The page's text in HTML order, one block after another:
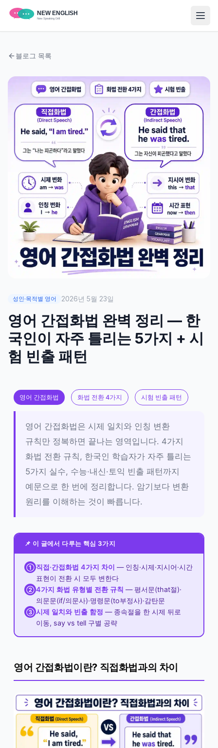
블로그 목록
성인·목적별 영어 2026년 5월 23일
영어 간접화법 완벽 정리 — 한
국인이 자주 틀리는 5가지 + 시
험 빈출 패턴
영어 간접화법 화법 전환 4가지 시험 빈출 패턴
영어 간접화법은 시제 일치와 인칭 변환
규칙만 정복하면 끝나는 영역입니다. 4가지
화법 전환 규칙, 한국인 학습자가 자주 틀리는
5가지 실수, 수능·내신·토익 빈출 패턴까지
예문으로 한 번에 정리합니다. 암기보다 변환
원리를 이해하는 것이 빠릅니다.
📌 이 글에서 다루는 핵심 3가지
① 직접·간접화법 4가지 차이 — 인칭·시제·지시어·시간
표현이 전환 시 모두 변한다
② 4가지 화법 유형별 전환 규칙 — 평서문(that절)·
의문문(if/의문사)·명령문(to부정사)·감탄문
③ 시제 일치와 빈출 함정 — 종속절을 한 시제 뒤로
이동, say vs tell 구별 공략
영어 간접화법이란? 직접화법과의 차이